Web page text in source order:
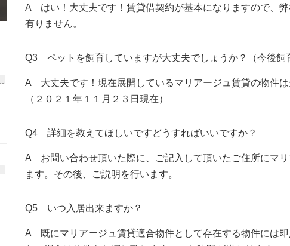
A はい！大丈夫です！賃貸借契約が基本になりますので、
有りません。
Q3 ペットを飼育していますが大丈夫でしょうか？（今後飼
A 大丈夫です！現在展開しているマリアージュ賃貸の物件は
（２０２１年１１月２３日現在）
Q4 詳細を教えてほしいですどうすればいいですか？
A お問い合わせ頂いた際に、ご記入して頂いたご住所にマ
ます。その後、ご説明を行います。
Q5 いつ入居出来ますか？
A 既にマリアージュ賃貸適合物件として存在する物件には